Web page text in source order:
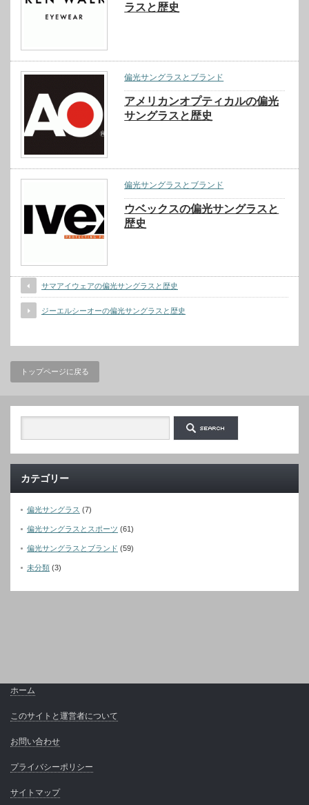
ラスと歴史
偏光サングラスとブランド
アメリカンオプティカルの偏光
サングラスと歴史
偏光サングラスとブランド
ウベックスの偏光サングラスと
歴史
サマアイウェアの偏光サングラスと歴史
ジーエルシーオーの偏光サングラスと歴史
トップページに戻る
カテゴリー
偏光サングラス (7)
偏光サングラスとスポーツ (61)
偏光サングラスとブランド (59)
未分類 (3)
ホーム
このサイトと運営者について
お問い合わせ
プライバシーポリシー
サイトマップ